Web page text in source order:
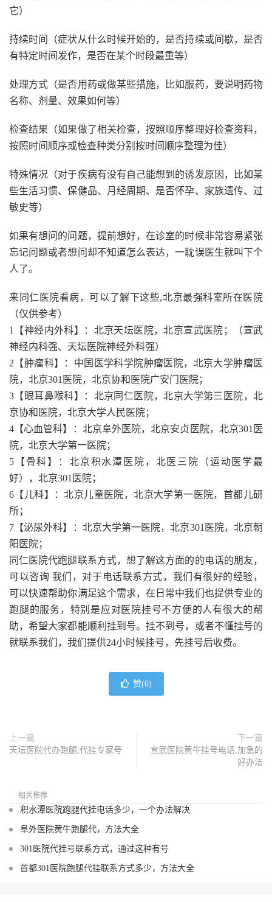
它）
持续时间（症状从什么时候开始的，是否持续或间歇，是否
有特定时间发作，是否在某个时段最重等）
处理方式（是否用药或做某些措施，比如服药，要说明药物
名称、剂量、效果如何等）
检查结果（如果做了相关检查，按照顺序整理好检查资料，
按照时间顺序或检查种类分别按时间顺序整理为佳）
特殊情况（对于疾病有没有自己能想到的诱发原因，比如某
些生活习惯、保健品、月经周期、是否怀孕、家族遗传、过
敏史等）
如果有想问的问题，提前想好，在诊室的时候非常容易紧张
忘记问题或者想问却不知道怎么表达，一耽误医生就叫下个
人了。
来同仁医院看病，可以了解下这些,北京最强科室所在医院
（仅供参考）
1【神经内外科】：北京天坛医院，北京宣武医院；（宣武
神经内科强、天坛医院神经外科强）
2【肿瘤科】：中国医学科学院肿瘤医院，北京大学肿瘤医
院，北京301医院，北京协和医院广安门医院；
3【眼耳鼻喉科】：北京同仁医院，北京大学第三医院，北
京协和医院，北京大学人民医院；
4【心血管科】：北京阜外医院，北京安贞医院，北京301医
院，北京大学第一医院；
5【骨科】：北京积水潭医院，北医三院（运动医学最
好），北京301医院；
6【儿科】：北京儿童医院，北京大学第一医院，首都儿研
所；
7【泌尿外科】：北京大学第一医院，北京301医院，北京朝
阳医院；
同仁医院代跑腿联系方式，想了解这方面的的电话的朋友，
可以咨询 我们，对于电话联系方式，我们有很好的经验，
可以快速帮助你满足这个需求，在日常中我们也提供专业的
跑腿的服务，特别是应对医院挂号不方便的人有很大的帮
助，希望大家都能顺利挂到号。挂不到号，或者不懂挂号的
就联系我们，我们提供24小时候挂号，先挂号后收费。
赞(0)
上一篇
天坛医院代办跑腿,代挂专家号
下一篇
宣武医院黄牛挂号电话,加急的
好办法
相关推荐
积水潭医院跑腿代挂电话多少，一个办法解决
阜外医院黄牛跑腿代，方法大全
301医院代挂号联系方式，通过这种有号
首都301医院跑腿代挂联系方式多少，方法大全